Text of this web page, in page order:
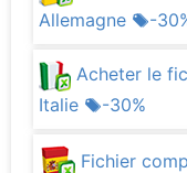
Allemagne
-
Acheter le
Italie
-30%
Fichier